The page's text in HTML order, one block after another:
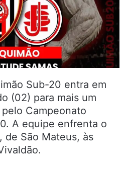
Sub-20 entra em
(02) para mais um
Campeonato
A equipe enfrenta o
de São Mateus, às